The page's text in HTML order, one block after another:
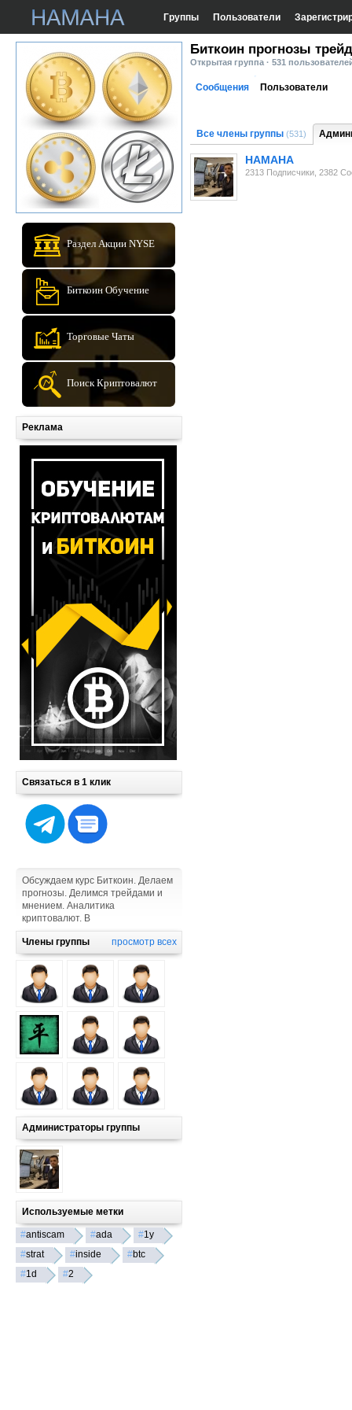
Группы Пользователи
Раздел Акции NYSE
Биткоин Обучение
Торговые Чаты
Поиск Криптовалют
Реклама
Связаться в 1 клик
Обсуждаем курс Биткоин. Делаем
прогнозы. Делимся трейдами и
мнением. Аналитика
криптовалют. В
Члены группы просмотр всех
Администраторы группы
Используемые метки
#antiscam #ada #1y
#strat #inside #btc
#1d #2
Биткоин прогнозы
Открытая группа · 531
Сообщения Пользователи
Все члены группы (531)
HAMAHA
2313 Подписчики, 2382